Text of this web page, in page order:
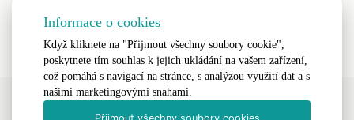
Informace o cookies
Když kliknete na "Přijmout všechny soubory cookie",
poskytnete tím souhlas k jejich ukládání na vašem zařízení,
což pomáhá s navigací na stránce, s analýzou využití dat a s
našimi marketingovými snahami.